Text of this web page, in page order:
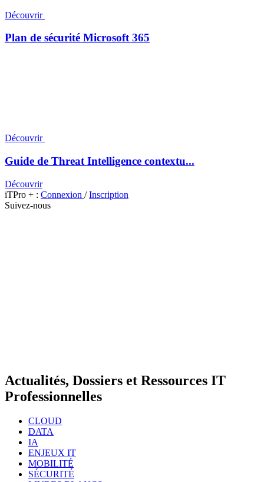
Découvrir
Plan de sécurité Microsoft 365
Découvrir
Guide de Threat Intelligence contextu...
Découvrir
iTPro + : Connexion /Inscription
Suivez-nous
Actualités, Dossiers et Ressources IT
Professionnelles
CLOUD
DATA
IA
ENJEUX IT
MOBILITÉ
SÉCURITÉ